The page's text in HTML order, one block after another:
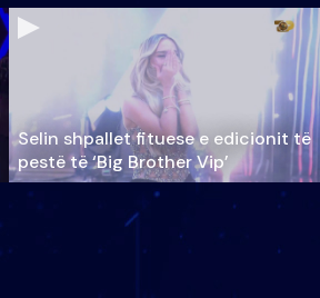
Selin shpallet fituese e edicionit të
pestë të ‘Big Brother Vip’